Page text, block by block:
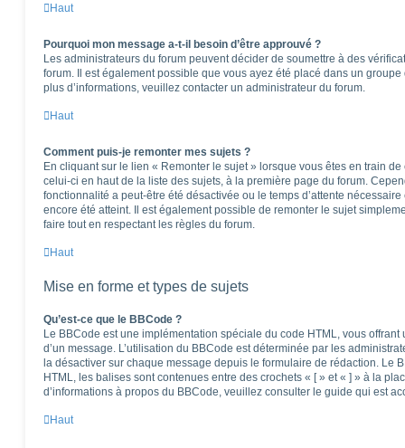
Haut
Pourquoi mon message a-t-il besoin d’être approuvé ?
Les administrateurs du forum peuvent décider de soumettre à des
forum. Il est également possible que vous ayez été placé dans un
plus d’informations, veuillez contacter un administrateur du forum.
Haut
Comment puis-je remonter mes sujets ?
En cliquant sur le lien « Remonter le sujet » lorsque vous êtes en train
celui-ci en haut de la liste des sujets, à la première page du forum.
fonctionnalité a peut-être été désactivée ou le temps d’attente
encore été atteint. Il est également possible de remonter le sujet
faire tout en respectant les règles du forum.
Haut
Mise en forme et types de sujets
Qu’est-ce que le BBCode ?
Le BBCode est une implémentation spéciale du code HTML, vous
d’un message. L’utilisation du BBCode est déterminée par les
la désactiver sur chaque message depuis le formulaire de rédaction. Le
HTML, les balises sont contenues entre des crochets « [ » et « ] » à la
d’informations à propos du BBCode, veuillez consulter le guide qui est
Haut